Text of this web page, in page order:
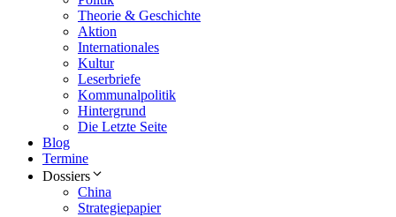
Theorie & Geschichte
Aktion
Internationales
Kultur
Leserbriefe
Kommunalpolitik
Hintergrund
Die Letzte Seite
Blog
Termine
Dossiers
China
Strategiepapier